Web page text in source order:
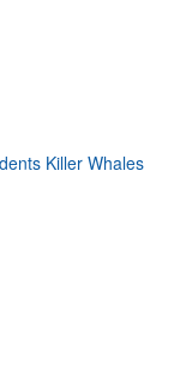
Killer Whales